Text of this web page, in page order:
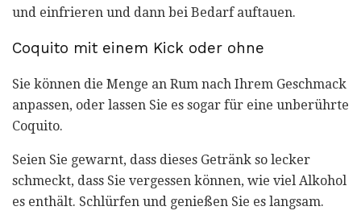
und einfrieren und dann bei Bedarf auftauen.
Coquito mit einem Kick oder ohne
Sie können die Menge an Rum nach Ihrem Geschmack
anpassen, oder lassen Sie es sogar für eine unberührte
Coquito.
Seien Sie gewarnt, dass dieses Getränk so lecker
schmeckt, dass Sie vergessen können, wie viel Alkohol
es enthält. Schlürfen und genießen Sie es langsam.